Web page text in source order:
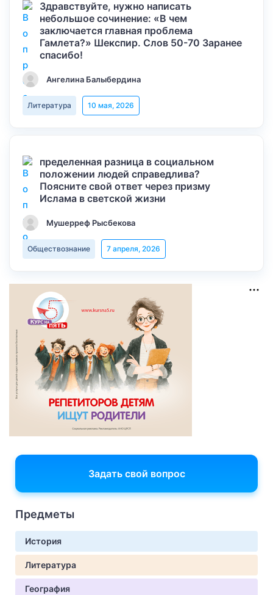
Здравствуйте, нужно написать
небольшое сочинение: «В чем
заключается главная проблема
Гамлета?» Шекспир. Слов 50-70 Заранее
спасибо!
Ангелина Балыбердина
Литература 10 мая, 2026
пределенная разница в социальном
положении людей справедлива?
Поясните свой ответ через призму
Ислама в светской жизни
Мушерреф Рысбекова
Обществознание 7 апреля, 2026
Задать свой вопрос
Предметы
История
Литература
География